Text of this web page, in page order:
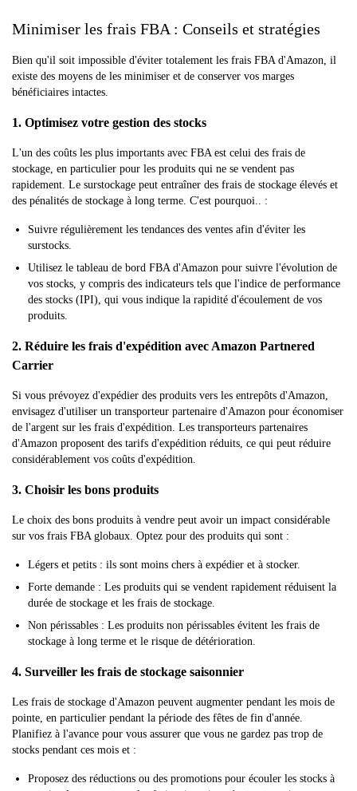
Minimiser les frais FBA : Conseils et stratégies
Bien qu'il soit impossible d'éviter totalement les frais FBA d'Amazon, il
existe des moyens de les minimiser et de conserver vos marges
bénéficiaires intactes.
1. Optimisez votre gestion des stocks
L'un des coûts les plus importants avec FBA est celui des frais de
stockage, en particulier pour les produits qui ne se vendent pas
rapidement. Le surstockage peut entraîner des frais de stockage élevés et
des pénalités de stockage à long terme. C'est pourquoi.. :
Suivre régulièrement les tendances des ventes afin d'éviter les
surstocks.
Utilisez le tableau de bord FBA d'Amazon pour suivre l'évolution de
vos stocks, y compris des indicateurs tels que l'indice de performance
des stocks (IPI), qui vous indique la rapidité d'écoulement de vos
produits.
2. Réduire les frais d'expédition avec Amazon Partnered
Carrier
Si vous prévoyez d'expédier des produits vers les entrepôts d'Amazon,
envisagez d'utiliser un transporteur partenaire d'Amazon pour économiser
de l'argent sur les frais d'expédition. Les transporteurs partenaires
d'Amazon proposent des tarifs d'expédition réduits, ce qui peut réduire
considérablement vos coûts d'expédition.
3. Choisir les bons produits
Le choix des bons produits à vendre peut avoir un impact considérable
sur vos frais FBA globaux. Optez pour des produits qui sont :
Légers et petits : ils sont moins chers à expédier et à stocker.
Forte demande : Les produits qui se vendent rapidement réduisent la
durée de stockage et les frais de stockage.
Non périssables : Les produits non périssables évitent les frais de
stockage à long terme et le risque de détérioration.
4. Surveiller les frais de stockage saisonnier
Les frais de stockage d'Amazon peuvent augmenter pendant les mois de
pointe, en particulier pendant la période des fêtes de fin d'année.
Planifiez à l'avance pour vous assurer que vous ne gardez pas trop de
stocks pendant ces mois et :
Proposez des réductions ou des promotions pour écouler les stocks à